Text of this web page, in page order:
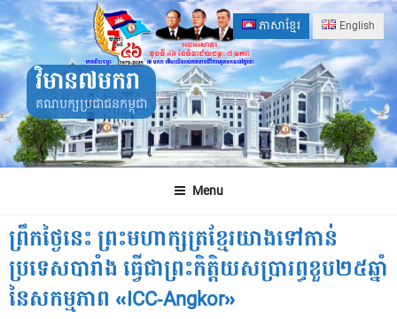
Skip
to
content
ភាសាខ្មែរ English
វិមាន៧មករា
គណបក្សប្រជាជនកម្ពុជា
Menu
ព្រឹកថ្ងៃនេះ ព្រះមហាក្សត្រខ្មែរយាងទៅកាន់
ប្រទេសបារាំង ធ្វើជាព្រះកិត្តិយសប្រារព្ធខួប២៥ឆ្នាំ
នៃសកម្មភាព «ICC-Angkor»